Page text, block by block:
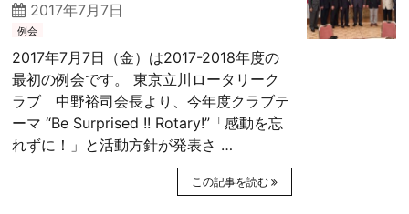
2017年7月7日
例会
2017年7月7日（金）は2017-2018年度の
最初の例会です。 東京立川ロータリーク
ラブ 中野裕司会長より、今年度クラブテ
ーマ “Be Surprised !! Rotary!”「感動を忘
れずに！」と活動方針が発表さ …
この記事を読む